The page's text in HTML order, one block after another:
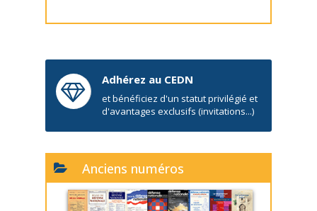
Adhérez au CEDN
et bénéficiez d'un statut privilégié et
d'avantages exclusifs (invitations...)
Anciens numéros